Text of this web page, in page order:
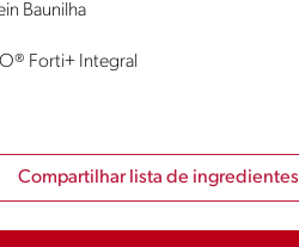
Baunilha
Forti+ Integral
Compartilhar lista de ingredientes